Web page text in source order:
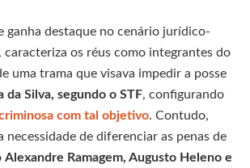
ganha destaque no cenário jurídico-
os réus como integrantes do
uma trama que visava impedir a posse
da Silva, segundo o STF, configurando
com tal objetivo. Contudo,
necessidade de diferenciar as penas de
Alexandre Ramagem, Augusto Heleno e